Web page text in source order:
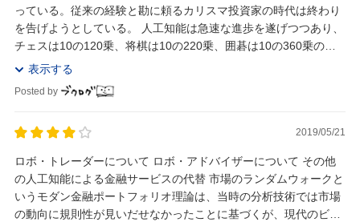
っている。従来の経験と勘に頼るカリスマ投資家の時代は終わり
を告げようとしている。 人工知能は急速な進歩を遂げつつあり、
チェスは10の120乗、将棋は10の220乗、囲碁は10の360乗のパ
ターン数があるが、人工知能は次々と...
表示する
Posted by
2019/05/21
ロボ・トレーダーについて ロボ・アドバイザーについて その他
の人工知能による金融サービスの代替 市場のランダムウォークと
いうモダン金融ポートフォリオ理論は、当時の分析技術では市場
の動向に規則性が見いだせなかったことに基づくが、現代のビッ